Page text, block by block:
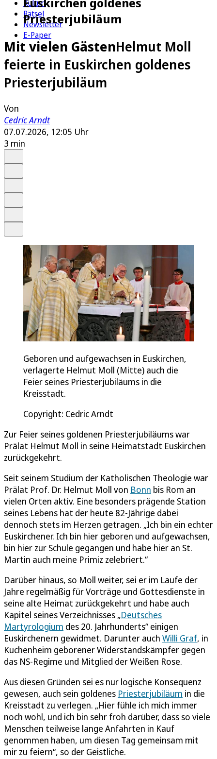
Kultur
Rätsel
Newsletter
E-Paper
Priesterjubiläum
Mit vielen GästenHelmut Moll
feierte in Euskirchen goldenes
Priesterjubiläum
Von
Cedric Arndt
07.07.2026, 12:05 Uhr
3 min
Geboren und aufgewachsen in Euskirchen,
verlagerte Helmut Moll (Mitte) auch die
Feier seines Priesterjubiläums in die
Kreisstadt.
Copyright: Cedric Arndt
Zur Feier seines goldenen Priesterjubiläums war
Prälat Helmut Moll in seine Heimatstadt Euskirchen
zurückgekehrt.
Seit seinem Studium der Katholischen Theologie war
Prälat Prof. Dr. Helmut Moll von Bonn bis Rom an
vielen Orten aktiv. Eine besonders prägende Station
seines Lebens hat der heute 82-Jährige dabei
dennoch stets im Herzen getragen. „Ich bin ein echter
Euskirchener. Ich bin hier geboren und aufgewachsen,
bin hier zur Schule gegangen und habe hier an St.
Martin auch meine Primiz zelebriert.“
Darüber hinaus, so Moll weiter, sei er im Laufe der
Jahre regelmäßig für Vorträge und Gottesdienste in
seine alte Heimat zurückgekehrt und habe auch
Kapitel seines Verzeichnisses „Deutsches
Martyrologium des 20. Jahrhunderts“ einigen
Euskirchenern gewidmet. Darunter auch Willi Graf, in
Kuchenheim geborener Widerstandskämpfer gegen
das NS-Regime und Mitglied der Weißen Rose.
Aus diesen Gründen sei es nur logische Konsequenz
gewesen, auch sein goldenes Priesterjubiläum in die
Kreisstadt zu verlegen. „Hier fühle ich mich immer
noch wohl, und ich bin sehr froh darüber, dass so viele
Menschen teilweise lange Anfahrten in Kauf
genommen haben, um diesen Tag gemeinsam mit
mir zu feiern“, so der Geistliche.